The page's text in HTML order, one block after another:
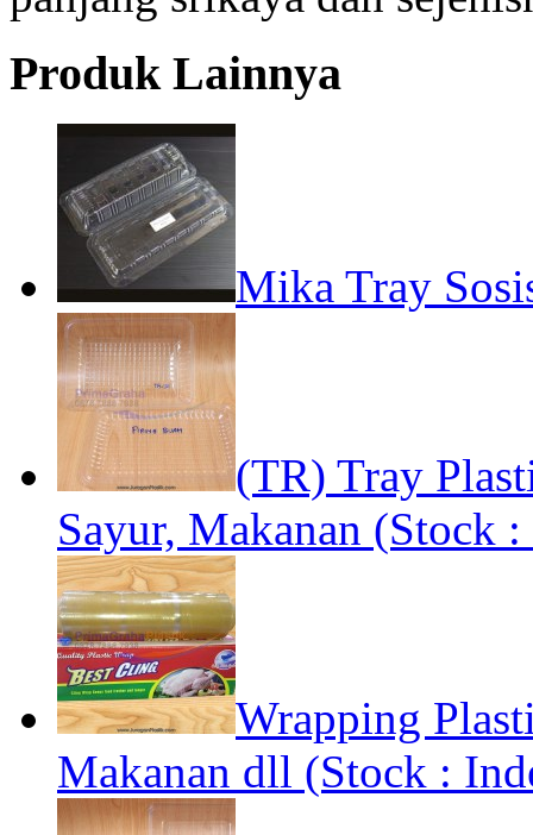
Produk Lainnya
Mika Tray
(TR) Tray
Sayur, Makanan (Stock
Wrapping
Makanan dll (Stock :